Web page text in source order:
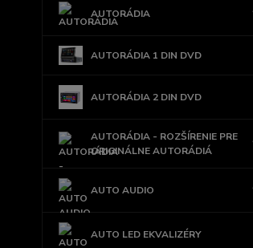
AUTORÁDIA
AUTORÁDIA 1 DIN DVD
AUTORÁDIA 2 DIN DVD
AUTORÁDIA - ROZŠÍRENIE PRE
ORIGINÁLNE AUTORÁDIÁ
AUTO AUDIO
AUTO LED EKVALIZÉRY